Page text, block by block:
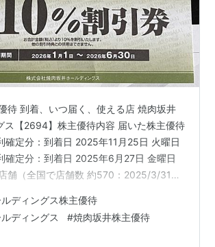
待 到着、いつ届く、使える店 焼肉坂井
ス【2694】株主優待内容 届いた株主優待
確定分：到着日 2025年11月25日 火曜日
確定分：到着日 2025年6月27日 金曜日
舗（全国で店舗数 約570：2025/3/31現
使える店 この記事では、焼肉坂井から株
たので、いつ届くか、使える店舗、使い
て紹介します。 焼肉坂井ホールディング
ディングス株主優待
ディングス #焼肉坂井株主優待